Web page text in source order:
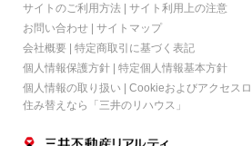
サイトのご利用方法 | サイト利用上の注意
お問い合わせ | サイトマップ
会社概要 | 特定商取引に基づく表記
個人情報保護方針 | 特定個人情報基本方針
個人情報の取り扱い | Cookieおよびアクセス
住み替えなら
「三井のリハウス」